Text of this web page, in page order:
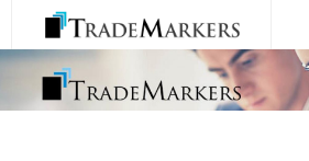
Home